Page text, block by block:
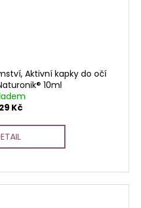
Aktivní kapky do očí
10ml
Kč